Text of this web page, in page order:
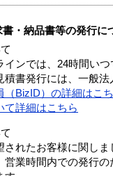
書・納品書等の発行に
インでは、24時間い
書発行には、一般法
（BizID）の詳細はこ
て詳細はこちら
されたお客様に関し
営業時間内での発行